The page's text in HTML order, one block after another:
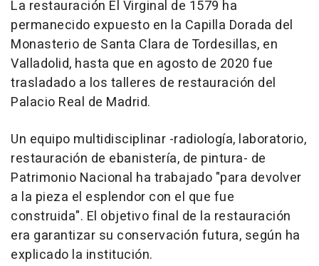
La restauración El Virginal de 1579 ha
permanecido expuesto en la Capilla Dorada del
Monasterio de Santa Clara de Tordesillas, en
Valladolid, hasta que en agosto de 2020 fue
trasladado a los talleres de restauración del
Palacio Real de Madrid.
Un equipo multidisciplinar -radiología, laboratorio,
restauración de ebanistería, de pintura- de
Patrimonio Nacional ha trabajado "para devolver
a la pieza el esplendor con el que fue
construida". El objetivo final de la restauración
era garantizar su conservación futura, según ha
explicado la institución.